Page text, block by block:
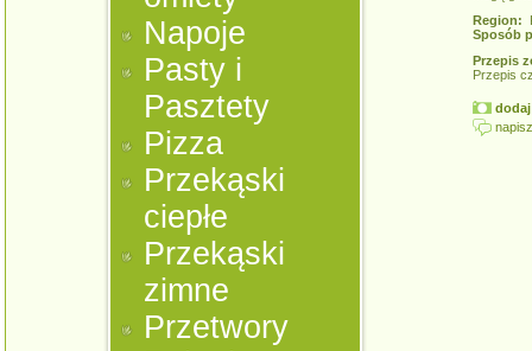
Napoje
Pasty i
Pasztety
Pizza
Przekąski
ciepłe
Przekąski
zimne
Przetwory
Region:
Sposób
Przepis
Przepis